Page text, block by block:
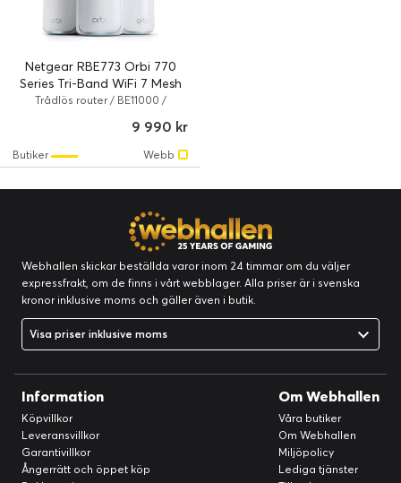
Netgear RBE773 Orbi 770
Series Tri-Band WiFi 7 Mesh
3-Pack
Trådlös router / BE11000 /
9 990 kr
Webb
Butiker
Webhallen skickar beställda varor inom 24 timmar om du väljer
expressfrakt, om de finns i vårt webblager. Alla priser är i svenska
kronor inklusive moms och gäller även i butik.
Visa priser inklusive moms
Information
Köpvillkor
Leveransvillkor
Garantivillkor
Ångerrätt och öppet köp
Om Webhallen
Våra butiker
Om Webhallen
Miljöpolicy
Lediga tjänster